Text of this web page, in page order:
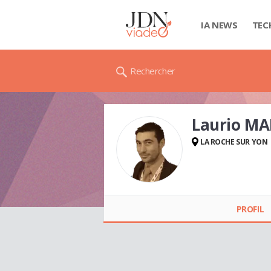
IA NEWS
Rechercher
Laurio
Laurio
LA ROCHE SUR YON
PROFIL